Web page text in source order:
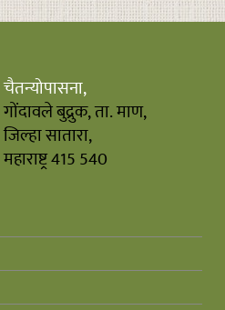
चैतन्योपासना,
गोंदावले बुद्रुक, ता. माण,
जिल्हा सातारा,
महाराष्ट्र 415 540